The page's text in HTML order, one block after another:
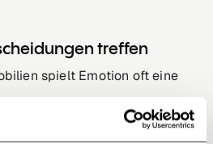
treffen
spielt Emotion oft eine
sollte immer auch
Ein häufiger Fehler